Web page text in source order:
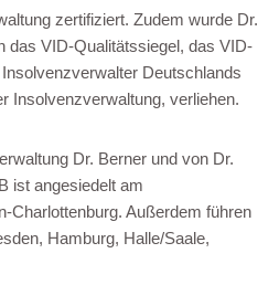
zertifiziert. Zudem wurde Dr.
das VID-Qualitätssiegel, das VID-
Deutschlands
Insolvenzverwaltung, verliehen.
Dr. Berner und von Dr.
ist angesiedelt am
Charlottenburg. Außerdem führen
Hamburg, Halle/Saale,